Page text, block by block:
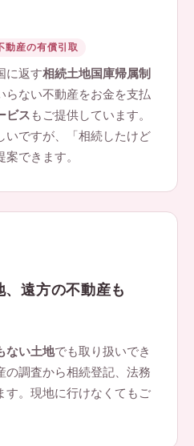
動産の有償引取
に返す相続土地国庫帰属制
らない不動産をお金を支払
ビス もご提供しています。
いですが、「相続したけど
できます。
、遠方の不動産も
ない土地でも取り扱いでき
の調査から相続登記、法務
す。現地に行けなくてもご